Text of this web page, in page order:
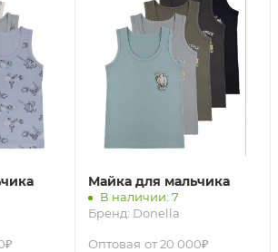
Майка для мальчика
В наличии: 7
Бренд: Donella
Оптовая от 20 000₽